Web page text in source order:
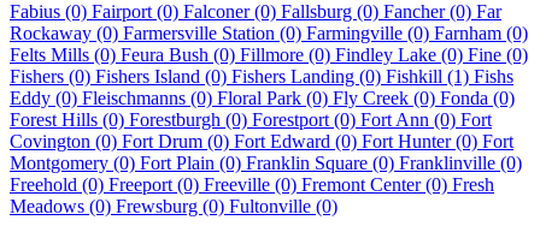
Fabius (0) Fairport (0) Falconer (0) Fallsburg (0) Fancher (0) Far
Rockaway (0) Farmersville Station (0) Farmingville (0) Farnham (0)
Felts Mills (0) Feura Bush (0) Fillmore (0) Findley Lake (0) Fine (0)
Fishers (0) Fishers Island (0) Fishers Landing (0) Fishkill (1) Fishs
Eddy (0) Fleischmanns (0) Floral Park (0) Fly Creek (0) Fonda (0)
Forest Hills (0) Forestburgh (0) Forestport (0) Fort Ann (0) Fort
Covington (0) Fort Drum (0) Fort Edward (0) Fort Hunter (0) Fort
Montgomery (0) Fort Plain (0) Franklin Square (0) Franklinville (0)
Freehold (0) Freeport (0) Freeville (0) Fremont Center (0) Fresh
Meadows (0) Frewsburg (0) Fultonville (0)